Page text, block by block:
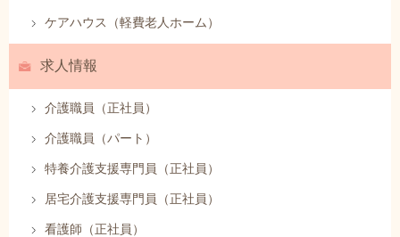
ケアハウス（軽費老人ホーム）
求人情報
介護職員（正社員）
介護職員（パート）
特養介護支援専門員（正社員）
居宅介護支援専門員（正社員）
看護師（正社員）